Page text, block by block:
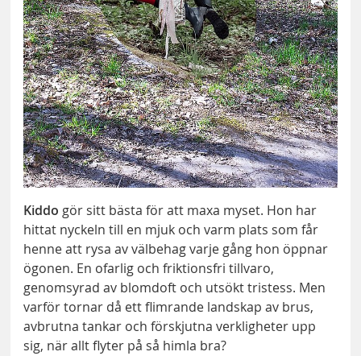
Kiddo gör sitt bästa för att maxa myset. Hon har
hittat nyckeln till en mjuk och varm plats som får
henne att rysa av välbehag varje gång hon öppnar
ögonen. En ofarlig och friktionsfri tillvaro,
genomsyrad av blomdoft och utsökt tristess. Men
varför tornar då ett flimrande landskap av brus,
avbrutna tankar och förskjutna verkligheter upp
sig, när allt flyter på så himla bra?